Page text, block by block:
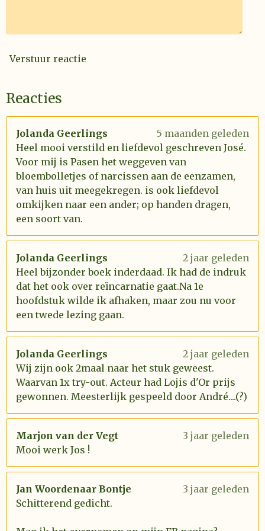
Verstuur reactie
Reacties
Jolanda Geerlings
5 maanden geleden
Heel mooi verstild en liefdevol geschreven José.
Voor mij is Pasen het weggeven van
bloembolletjes of narcissen aan de eenzamen,
van huis uit meegekregen. is ook liefdevol
omkijken naar een ander; op handen dragen,
een soort van.
Jolanda Geerlings
2 jaar geleden
Heel bijzonder boek inderdaad. Ik had de indruk
dat het ook over reïncarnatie gaat.Na 1e
hoofdstuk wilde ik afhaken, maar zou nu voor
een twede lezing gaan.
Jolanda Geerlings
2 jaar geleden
Wij zijn ook 2maal naar het stuk geweest.
Waarvan 1x try-out. Acteur had Lojis d'Or prijs
gewonnen. Meesterlijk gespeeld door André....(?)
Marjon van der Vegt
3 jaar geleden
Mooi werk Jos !
Jan Woordenaar Bontje
3 jaar geleden
Schitterend gedicht.